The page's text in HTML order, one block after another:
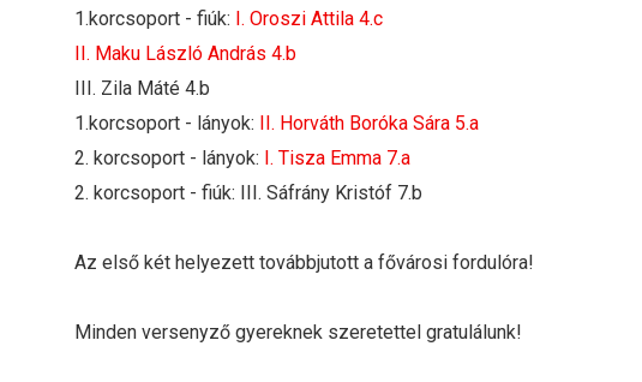
1.korcsoport - fiúk: I. Oroszi Attila 4.c
II. Maku László András 4.b
III. Zila Máté 4.b
1.korcsoport - lányok:
II. Horváth Boróka Sára 5.a
2. korcsoport - lányok: I. Tisza Emma 7.a
2. korcsoport - fiúk: III. Sáfrány Kristóf 7.b
Az első két helyezett továbbjutott a fővárosi fordulóra!
Minden versenyző gyereknek szeretettel gratulálunk!